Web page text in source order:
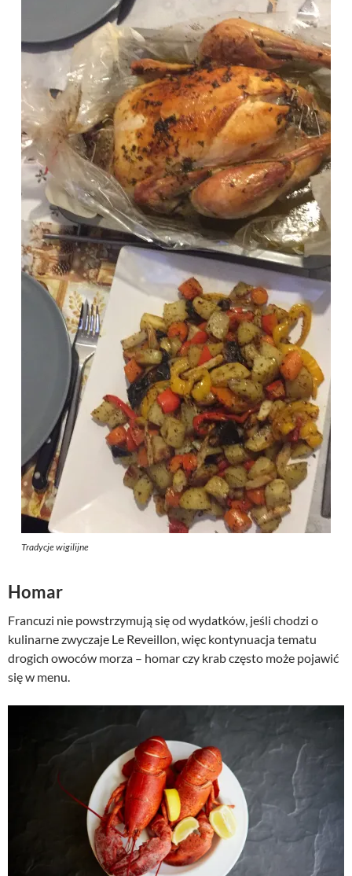
Tradycje wigilijne
Homar
Francuzi nie powstrzymują się od wydatków, jeśli chodzi o
kulinarne zwyczaje Le Reveillon, więc kontynuacja tematu
drogich owoców morza – homar czy krab często może pojawić
się w menu.